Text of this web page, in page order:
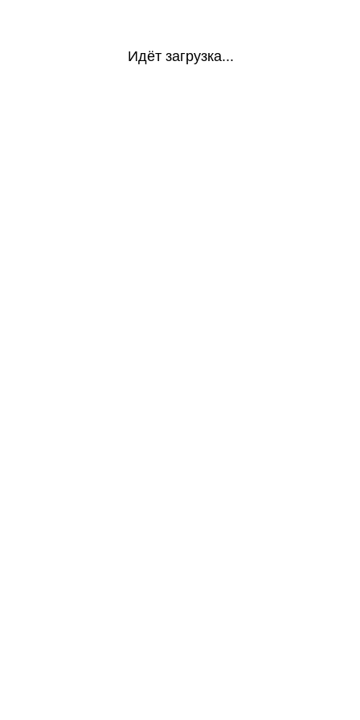
Идёт загрузка...